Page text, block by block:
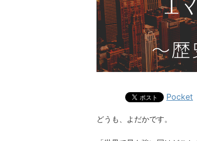
Pocket
どうも、よだかです。